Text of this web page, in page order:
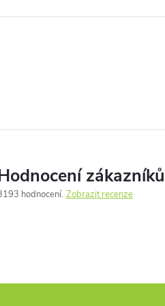
zákazníků
hodnocení Zobrazit recenze